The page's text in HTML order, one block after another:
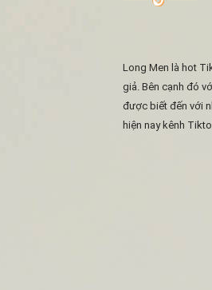
Long Men là hot
giả. Bên cạnh đó
được biết đến với
hiện nay kênh